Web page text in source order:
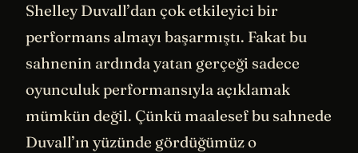
Shelley Duvall’dan çok etkileyici bir
performans almayı başarmıştı. Fakat bu
sahnenin ardında yatan gerçeği sadece
oyunculuk performansıyla açıklamak
mümkün değil. Çünkü maalesef bu sahnede
Duvall’ın yüzünde gördüğümüz o